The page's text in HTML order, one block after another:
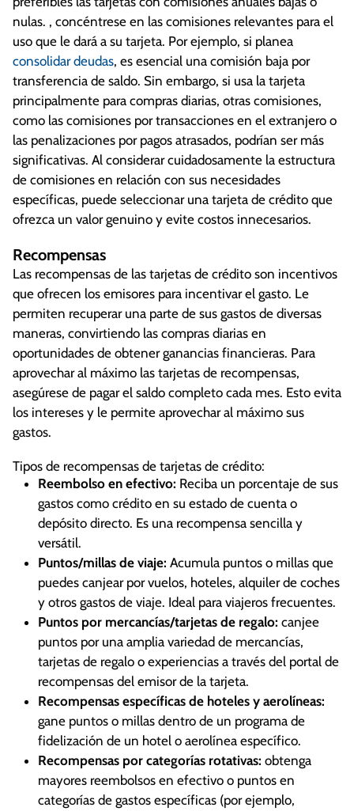
nulas. , concéntrese en las comisiones relevantes para el
uso que le dará a su tarjeta. Por ejemplo, si planea
consolidar deudas, es esencial una comisión baja por
transferencia de saldo. Sin embargo, si usa la tarjeta
principalmente para compras diarias, otras comisiones,
como las comisiones por transacciones en el extranjero o
las penalizaciones por pagos atrasados, podrían ser más
significativas. Al considerar cuidadosamente la estructura
de comisiones en relación con sus necesidades
específicas, puede seleccionar una tarjeta de crédito que
ofrezca un valor genuino y evite costos innecesarios.
Recompensas
Las recompensas de las tarjetas de crédito son incentivos
que ofrecen los emisores para incentivar el gasto. Le
permiten recuperar una parte de sus gastos de diversas
maneras, convirtiendo las compras diarias en
oportunidades de obtener ganancias financieras. Para
aprovechar al máximo las tarjetas de recompensas,
asegúrese de pagar el saldo completo cada mes. Esto evita
los intereses y le permite aprovechar al máximo sus
gastos.
Tipos de recompensas de tarjetas de crédito:
Reembolso en efectivo: Reciba un porcentaje de sus
gastos como crédito en su estado de cuenta o
depósito directo. Es una recompensa sencilla y
versátil.
Puntos/millas de viaje: Acumula puntos o millas que
puedes canjear por vuelos, hoteles, alquiler de coches
y otros gastos de viaje. Ideal para viajeros frecuentes.
Puntos por mercancías/tarjetas de regalo: canjee
puntos por una amplia variedad de mercancías,
tarjetas de regalo o experiencias a través del portal de
recompensas del emisor de la tarjeta.
Recompensas específicas de hoteles y aerolíneas:
gane puntos o millas dentro de un programa de
fidelización de un hotel o aerolínea específico.
Recompensas por categorías rotativas: obtenga
mayores reembolsos en efectivo o puntos en
categorías de gastos específicas (por ejemplo,